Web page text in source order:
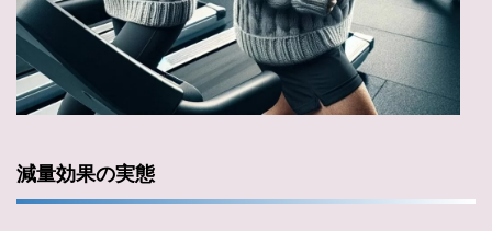
減量効果の実態